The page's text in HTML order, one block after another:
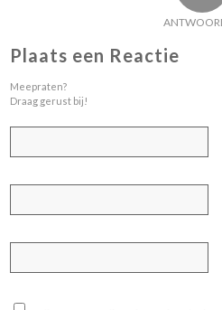
Plaats een Reactie
Meepraten?
Draag gerust bij!